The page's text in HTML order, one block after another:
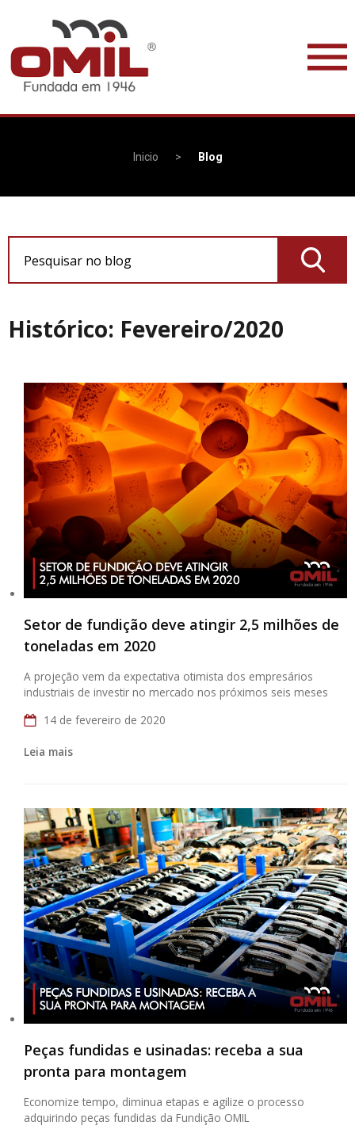
Inicio > Blog
Histórico: Fevereiro/2020
Setor de fundição deve atingir 2,5 milhões de
toneladas em 2020
A projeção vem da expectativa otimista dos empresários
industriais de investir no mercado nos próximos seis meses
14 de fevereiro de 2020
Leia mais
Peças fundidas e usinadas: receba a sua
pronta para montagem
Economize tempo, diminua etapas e agilize o processo
adquirindo peças fundidas da Fundição OMIL
Pesquisar no blog